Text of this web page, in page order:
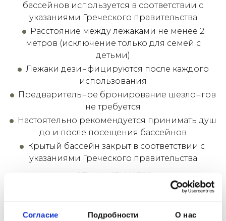
Согласие Подробности О нас
бассейнов используется в соответствии с
указаниями Греческого правительства
Расстояние между лежаками не менее 2
метров (исключение только для семей с
детьми)
Лежаки дезинфицируются после каждого
использования
Предварительное бронирование шезлонгов
не требуется
Настоятельно рекомендуется принимать душ
до и после посещения бассейнов
Крытый бассейн закрыт в соответствии с
указаниями Греческого правительства
СПА И WELLNESS
СПА-центр работает в соответствии с